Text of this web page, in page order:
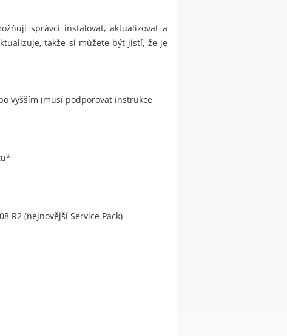
správci instalovat, aktualizovat a
takže si můžete být jistí, že je
vyšším (musí podporovat instrukce
R2 (nejnovější Service Pack)